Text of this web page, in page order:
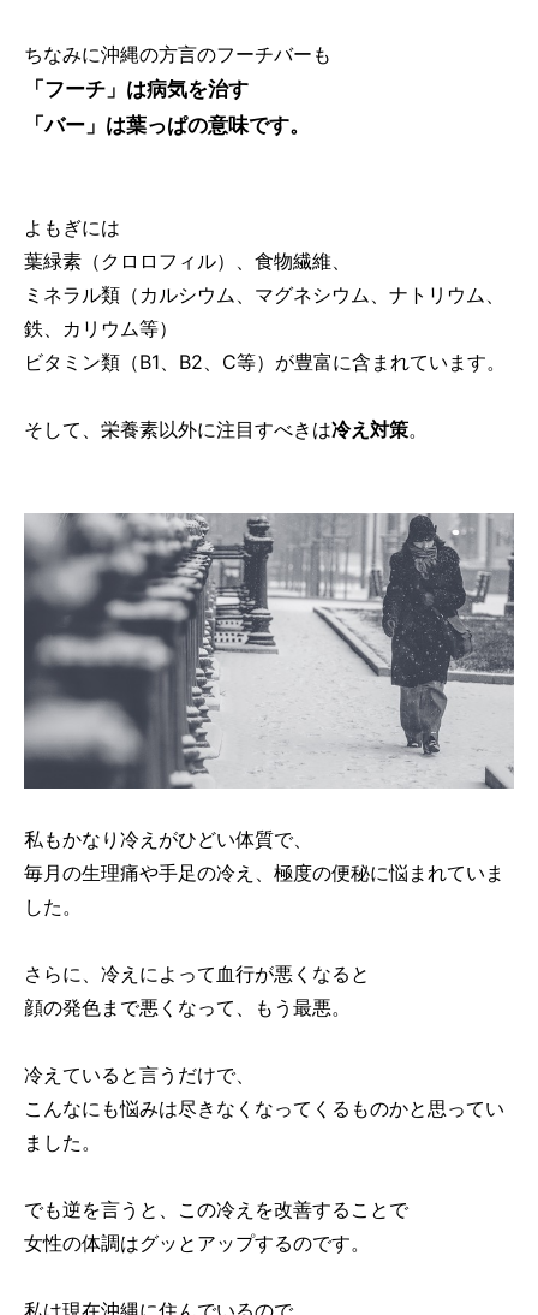
ちなみに沖縄の方言のフーチバーも
「フーチ」は病気を治す
「バー」は葉っぱの意味です。
よもぎには
葉緑素（クロロフィル）、食物繊維、
ミネラル類（カルシウム、マグネシウム、ナトリウム、
鉄、カリウム等）
ビタミン類（B1、B2、C等）が豊富に含まれています。
そして、栄養素以外に注目すべきは冷え対策。
私もかなり冷えがひどい体質で、
毎月の生理痛や手足の冷え、極度の便秘に悩まれていま
した。
さらに、冷えによって血行が悪くなると
顔の発色まで悪くなって、もう最悪。
冷えていると言うだけで、
こんなにも悩みは尽きなくなってくるものかと思ってい
ました。
でも逆を言うと、この冷えを改善することで
女性の体調はグッとアップするのです。